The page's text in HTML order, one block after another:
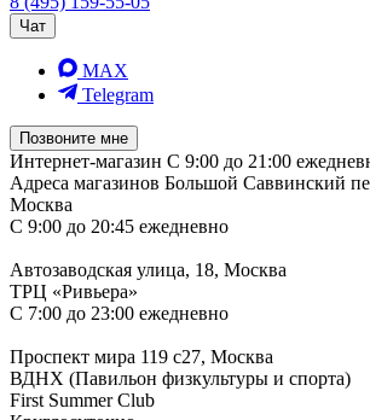
Чат
MAX
Telegram
Позвоните мне
Интернет-магазин С 9:00 до 21:00
Адреса магазинов Большой Саввинский
Москва
С 9:00 до 20:45 ежедневно
Автозаводская улица, 18, Москва
ТРЦ «Ривьера»
С 7:00 до 23:00 ежедневно
Проспект мира 119 с27, Москва
ВДНХ (Павильон физкультуры и спорта)
First Summer Club